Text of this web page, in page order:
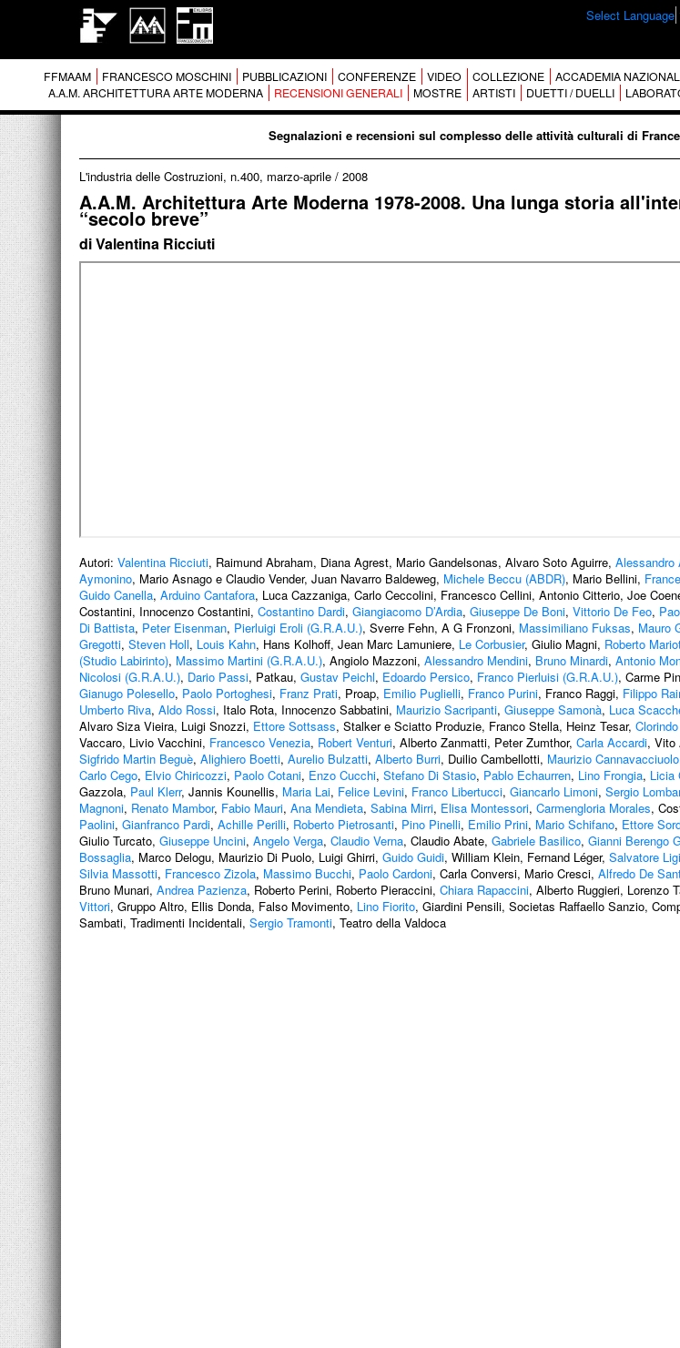
Select Language
FFMAAM FRANCESCO MOSCHINI PUBBLICAZIONI CONFERENZE VIDEO COLLEZIONE ACCADEMIA
A.A.M. ARCHITETTURA ARTE MODERNA
RECENSIONI GENERALI MOSTRE ARTISTI DUETTI / DUELLI
Segnalazioni e recensioni sul complesso delle attività culturali di
L'industria delle Costruzioni, n.400, marzo-aprile / 2008
A.A.M. Architettura Arte Moderna 1978-2008. Una lunga storia
“secolo breve”
di Valentina Ricciuti
Autori: Valentina Ricciuti, Raimund Abraham, Diana Agrest, Mario Gandelsonas, Alvaro Soto Aguirre, Alessandro
Aymonino, Mario Asnago e Claudio Vender, Juan Navarro Baldeweg, Michele Beccu (ABDR), Mario Bellini,
Guido Canella, Arduino Cantafora, Luca Cazzaniga, Carlo Ceccolini, Francesco Cellini, Antonio Citterio, Joe
Costantini, Innocenzo Costantini, Costantino Dardi, Giangiacomo D’Ardia, Giuseppe De Boni, Vittorio De Feo,
Di Battista, Peter Eisenman, Pierluigi Eroli (G.R.A.U.), Sverre Fehn, A G Fronzoni, Massimiliano Fuksas, Mauro
Gregotti, Steven Holl, Louis Kahn, Hans Kolhoff, Jean Marc Lamuniere, Le Corbusier, Giulio Magni, Roberto
(Studio Labirinto), Massimo Martini (G.R.A.U.), Angiolo Mazzoni, Alessandro Mendini, Bruno Minardi, Antonio
Nicolosi (G.R.A.U.), Dario Passi, Patkau, Gustav Peichl, Edoardo Persico, Franco Pierluisi (G.R.A.U.), Carme
Gianugo Polesello, Paolo Portoghesi, Franz Prati, Proap, Emilio Puglielli, Franco Purini, Franco Raggi, Filippo
Umberto Riva, Aldo Rossi, Italo Rota, Innocenzo Sabbatini, Maurizio Sacripanti, Giuseppe Samonà, Luca
Alvaro Siza Vieira, Luigi Snozzi, Ettore Sottsass, Stalker e Sciatto Produzie, Franco Stella, Heinz Tesar,
Vaccaro, Livio Vacchini, Francesco Venezia, Robert Venturi, Alberto Zanmatti, Peter Zumthor, Carla Accardi, Vito
Sigfrido Martin Beguè, Alighiero Boetti, Aurelio Bulzatti, Alberto Burri, Duilio Cambellotti, Maurizio Cannavacciuolo
Carlo Cego, Elvio Chiricozzi, Paolo Cotani, Enzo Cucchi, Stefano Di Stasio, Pablo Echaurren, Lino Frongia, Licia
Gazzola, Paul Klerr, Jannis Kounellis, Maria Lai, Felice Levini, Franco Libertucci, Giancarlo Limoni, Sergio
Magnoni, Renato Mambor, Fabio Mauri, Ana Mendieta, Sabina Mirri, Elisa Montessori, Carmengloria Morales,
Paolini, Gianfranco Pardi, Achille Perilli, Roberto Pietrosanti, Pino Pinelli, Emilio Prini, Mario Schifano, Ettore
Giulio Turcato, Giuseppe Uncini, Angelo Verga, Claudio Verna, Claudio Abate, Gabriele Basilico, Gianni Berengo
Bossaglia, Marco Delogu, Maurizio Di Puolo, Luigi Ghirri, Guido Guidi, William Klein, Fernand Léger, Salvatore
Silvia Massotti, Francesco Zizola, Massimo Bucchi, Paolo Cardoni, Carla Conversi, Mario Cresci, Alfredo De
Bruno Munari, Andrea Pazienza, Roberto Perini, Roberto Pieraccini, Chiara Rapaccini, Alberto Ruggieri, Lorenzo
Vittori, Gruppo Altro, Ellis Donda, Falso Movimento, Lino Fiorito, Giardini Pensili, Societas Raffaello Sanzio,
Sambati, Tradimenti Incidentali, Sergio Tramonti, Teatro della Valdoca